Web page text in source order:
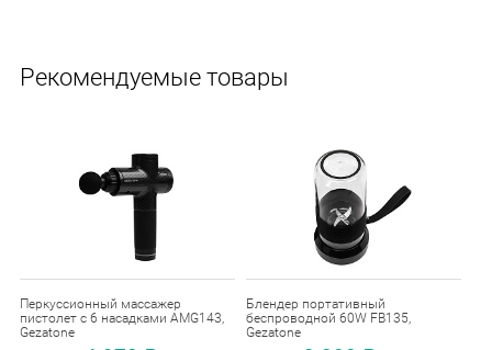
Рекомендуемые товары
Перкуссионный массажер
пистолет с 6 насадками AMG143,
Gezatone
Блендер портативный
беспроводной 60W FB135,
Gezatone